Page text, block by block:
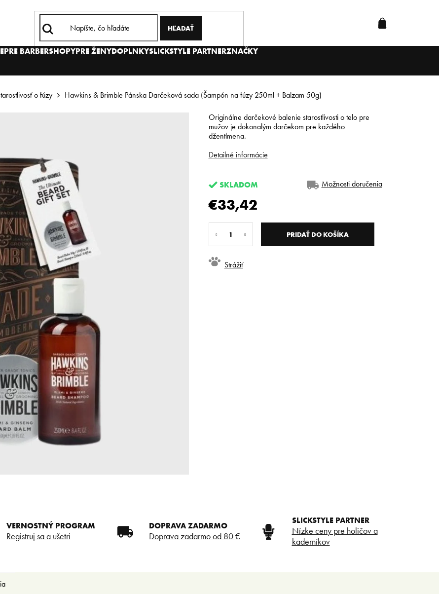
HĽADAŤ
PRE BARBERSHOPYPRE ŽENYDOPLNKYSLICKSTYLE PARTNERZNAČKY
o fúzy Hawkins & Brimble Pánska Darčeková sada (Šampón na fúzy 250ml + Balzam 50g)
€33,42
Jednotková
cena:
SKLADOM Možnosti doručenia
PRIDAŤ DO KOŠÍKA
Originálne darčekové balenie starostlivosti o telo pre
mužov je dokonalým darčekom pre každého
džentlmena.
Detailné informácie
Strážiť
VERNOSTNÝ PROGRAM
Registruj sa a ušetri
DOPRAVA ZADARMO
Doprava zadarmo od 80 €
SLICKSTYLE PARTNER
Nízke ceny pre holičov a
kaderníkov